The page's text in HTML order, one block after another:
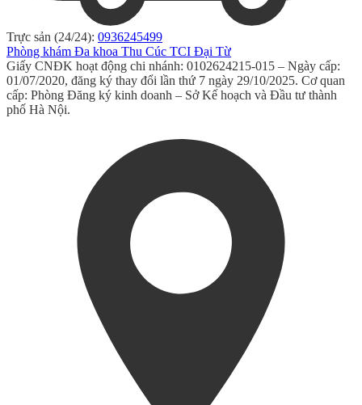
Trực sản (24/24): 0936245499
Phòng khám Đa khoa Thu Cúc TCI Đại Từ
Giấy CNĐK hoạt động chi nhánh: 0102624215-015 – Ngày cấp:
01/07/2020, đăng ký thay đổi lần thứ 7 ngày 29/10/2025. Cơ quan
cấp: Phòng Đăng ký kinh doanh – Sở Kế hoạch và Đầu tư thành
phố Hà Nội.